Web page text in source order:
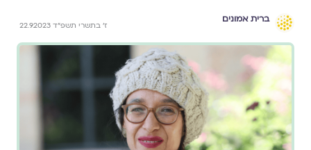
ברית אמונים
ז׳ בתשרי תשפ״ד 22.9.2023